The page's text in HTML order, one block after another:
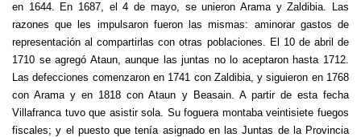
en 1644. En 1687, el 4 de mayo, se unieron Arama y Zaldibia. Las
razones que les impulsaron fueron las mismas: aminorar gastos de
representación al compartirlas con otras poblaciones. El 10 de abril de
1710 se agregó Ataun, aunque las juntas no lo aceptaron hasta 1712.
Las defecciones comenzaron en 1741 con Zaldibia, y siguieron en 1768
con Arama y en 1818 con Ataun y Beasain. A partir de esta fecha
Villafranca tuvo que asistir sola. Su foguera montaba veintisiete fuegos
fiscales; y el puesto que tenía asignado en las Juntas de la Provincia